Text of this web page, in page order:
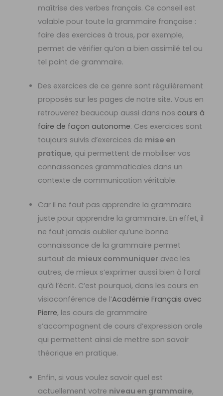
maîtrise des verbes français. Ce conseil est
valable pour toute la grammaire française :
faire des exercices à trous, par exemple,
permet de vérifier qu’on a bien assimilé tel ou
tel point de grammaire.
Des exercices de ce genre sont régulièrement
proposés sur les pages de notre site. Vous en
retrouverez beaucoup aussi dans nos cours à
faire de façon autonome. Ces exercices sont
toujours suivis d’exercices de mise en
pratique, qui permettent de mobiliser vos
connaissances grammaticales dans un
contexte de communication véritable.
Car il ne faut pas apprendre la grammaire
juste pour apprendre la grammaire. En effet, il
ne faut jamais oublier qu’une bonne
connaissance de la grammaire permet
surtout de mieux communiquer avec les
autres, de mieux s’exprimer aussi bien à l’oral
qu’à l’écrit. C’est pourquoi, dans les cours en
visioconférence de l’Académie Français avec
Pierre, les cours de grammaire
s’accompagnent de cours d’expression orale
qui permettent ainsi de mettre son savoir
théorique en pratique.
Enfin, si vous voulez savoir quel est
actuellement votre niveau en grammaire,